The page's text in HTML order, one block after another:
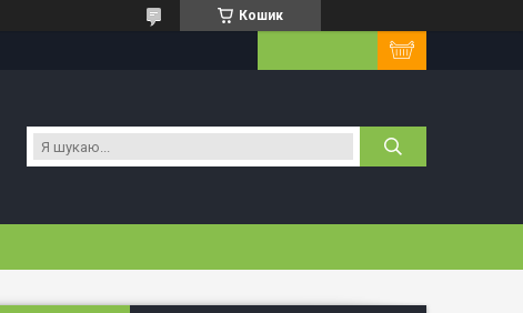
Кошик